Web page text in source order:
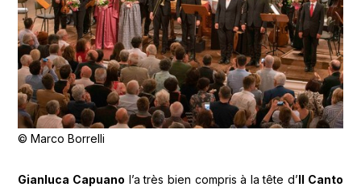
© Marco Borrelli
Gianluca Capuano l’a très bien compris à la tête d’Il Canto